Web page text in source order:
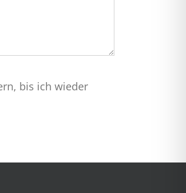
bis ich wieder